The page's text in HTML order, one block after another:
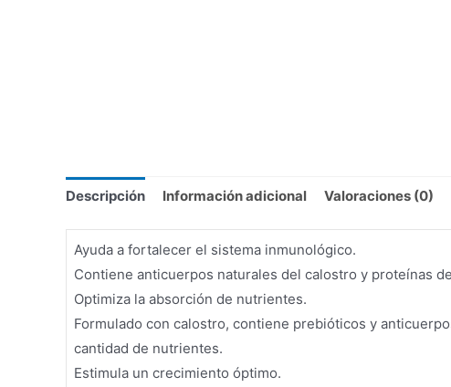
Descripción Información adicional Valoraciones (0)
Ayuda a fortalecer el sistema inmunológico.
Contiene anticuerpos naturales del calostro y proteínas
Optimiza la absorción de nutrientes.
Formulado con calostro, contiene prebióticos y
cantidad de nutrientes.
Estimula un crecimiento óptimo.